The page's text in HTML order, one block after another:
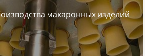
макаронных изделий